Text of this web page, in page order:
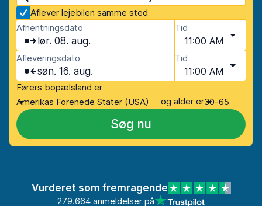
Aflever lejebilen samme sted
Afhentningsdato
lør. 08. aug.
Tid
11:00 AM
Afleveringsdato
søn. 16. aug.
Tid
11:00 AM
Førers bopælsland er
Amerikas Forenede Stater (USA)
og alder er30-65
Søg nu
Vurderet som fremragende
279.664 anmeldelser på